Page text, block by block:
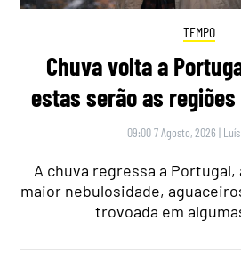
TEMPO
Chuva volta a
estas serão as
09:00 7 Agosto, 2026 |
A chuva regressa a
maior nebulosidade,
trovoada em